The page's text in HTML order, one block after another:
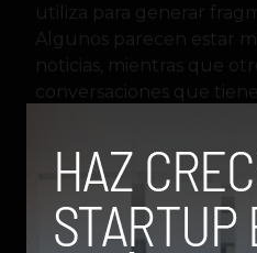
utiliza para generar
Algunos parecen estar
noticias, mientras que
conversaciones que
Lo cierto del caso es que
integraciones de X con
inteligencia artificial de